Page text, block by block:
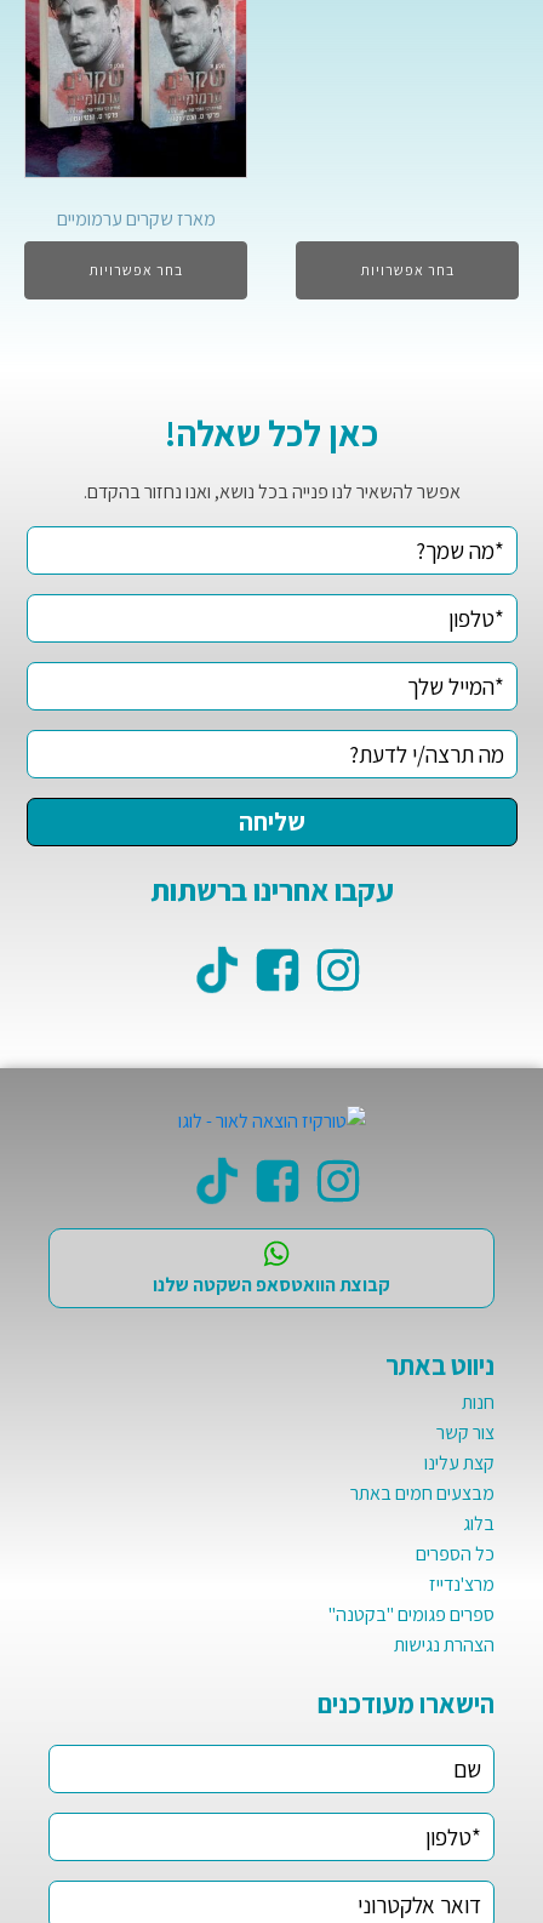
בחר אפשרויות
מארז שקרים ערמומיים
בחר אפשרויות
כאן לכל שאלה!
אפשר להשאיר לנו פנייה בכל נושא, ואנו נחזור בהקדם.
עקבו אחרינו ברשתות
קבוצת הוואטסאפ השקטה שלנו
ניווט באתר
חנות
צור קשר
קצת עלינו
מבצעים חמים באתר
בלוג
כל הספרים
מרצ'נדייז
ספרים פגומים "בקטנה"
הצהרת נגישות
הישארו מעודכנים